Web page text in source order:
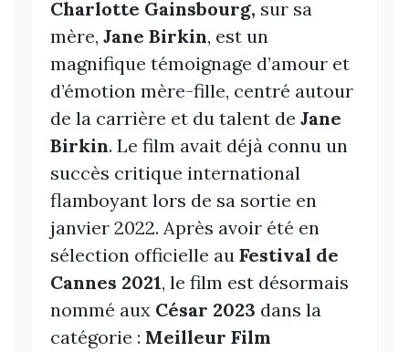
Charlotte Gainsbourg, sur sa
mère, Jane Birkin, est un
magnifique témoignage d’amour et
d’émotion mère-fille, centré autour
de la carrière et du talent de Jane
Birkin. Le film avait déjà connu un
succès critique international
flamboyant lors de sa sortie en
janvier 2022. Après avoir été en
sélection officielle au Festival de
Cannes 2021, le film est désormais
nommé aux César 2023 dans la
catégorie : Meilleur Film